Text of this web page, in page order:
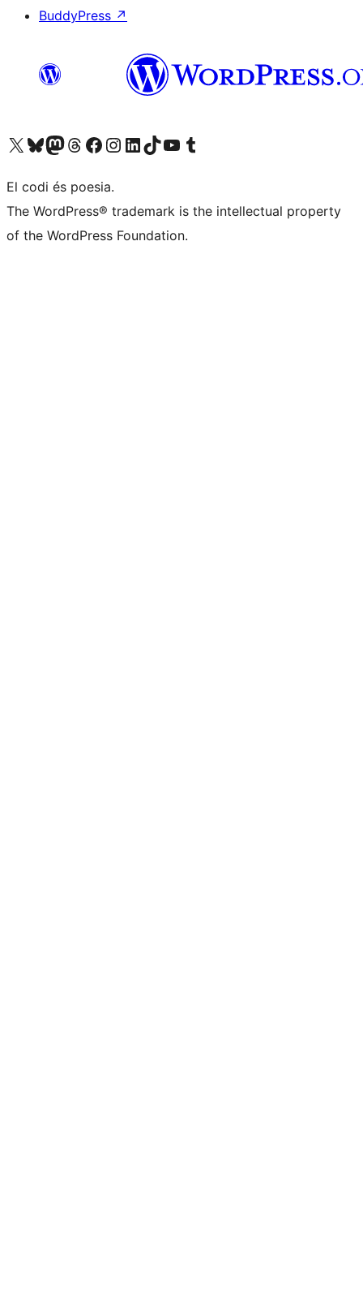
BuddyPress ↗
Visiteu el nostre compte X (abans Twitter)
Visiteu el nostre compte de Bluesky
Visiteu el nostre compte al Mastodon
Visiteu el nostre compte de Threads
Visiteu la nostra pàgina al Facebook
Visiteu el nostre compte d'Instagram
Visiteu el nostre compte de LinkedIn
Visiteu el nostre compte de TikTok
Visiteu el nostre canal al YouTube
Visiteu el nostre compte de Tumblr
El codi és poesia.
The WordPress® trademark is the intellectual property
of the WordPress Foundation.